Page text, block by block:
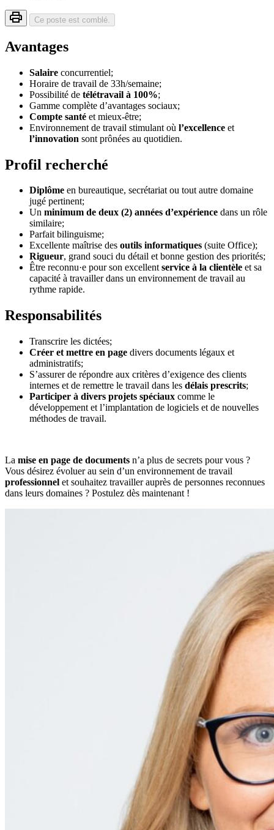
Ce poste est comblé.
Avantages
Salaire concurrentiel;
Horaire de travail de 33h/semaine;
Possibilité de télétravail à 100%;
Gamme complète d’avantages sociaux;
Compte santé et mieux-être;
Environnement de travail stimulant où l’excellence et
l’innovation sont prônées au quotidien.
Profil recherché
Diplôme en bureautique, secrétariat ou tout autre domaine
jugé pertinent;
Un minimum de deux (2) années d’expérience dans un rôle
similaire;
Parfait bilinguisme;
Excellente maîtrise des outils informatiques (suite Office);
Rigueur, grand souci du détail et bonne gestion des priorités;
Être reconnu·e pour son excellentservice à la clientèle et sa
capacité à travailler dans un environnement de travail au
rythme rapide.
Responsabilités
Transcrire les dictées;
Créer et mettre en page divers documents légaux et
administratifs;
S’assurer de répondre aux critères d’exigence des clients
internes et de remettre le travail dans les délais prescrits;
Participer à divers projets spéciaux comme le
développement et l’implantation de logiciels et de nouvelles
méthodes de travail.
La mise en page de documents n’a plus de secrets pour vous ?
Vous désirez évoluer au sein d’un environnement de travail
professionnel et souhaitez travailler auprès de personnes reconnues
dans leurs domaines ? Postulez dès maintenant !